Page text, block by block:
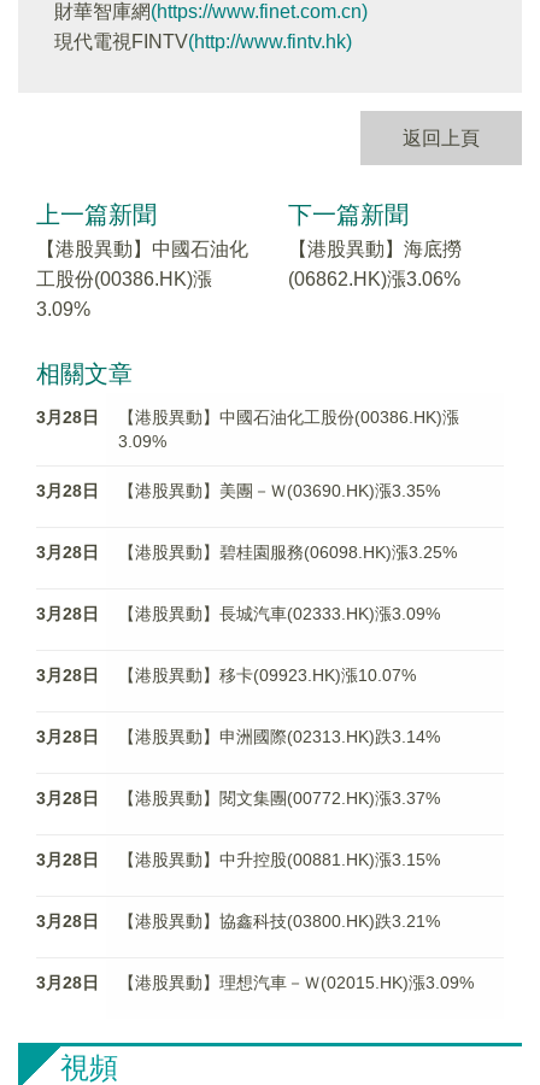
財華智庫網(https://www.finet.com.cn)
現代電視FINTV(http://www.fintv.hk)
返回上頁
上一篇新聞
【港股異動】中國石油化
工股份(00386.HK)漲
3.09%
下一篇新聞
【港股異動】海底撈
(06862.HK)漲3.06%
相關文章
3月28日
【港股異動】中國石油化工股份(00386.HK)漲
3.09%
3月28日 【港股異動】美團－Ｗ(03690.HK)漲3.35%
3月28日 【港股異動】碧桂園服務(06098.HK)漲3.25%
3月28日 【港股異動】長城汽車(02333.HK)漲3.09%
3月28日 【港股異動】移卡(09923.HK)漲10.07%
3月28日 【港股異動】申洲國際(02313.HK)跌3.14%
3月28日 【港股異動】閱文集團(00772.HK)漲3.37%
3月28日 【港股異動】中升控股(00881.HK)漲3.15%
3月28日 【港股異動】協鑫科技(03800.HK)跌3.21%
3月28日 【港股異動】理想汽車－Ｗ(02015.HK)漲3.09%
視頻